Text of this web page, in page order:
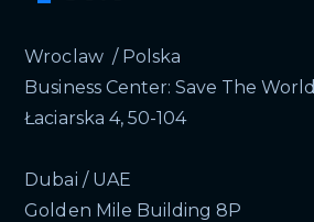
Wroclaw / Polska
Business Center: Save The World
Łaciarska 4, 50-104
Dubai / UAE
Golden Mile Building 8P